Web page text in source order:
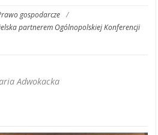
gospodarcze /
partnerem Ogólnopolskiej Konferencji
Adwokacka